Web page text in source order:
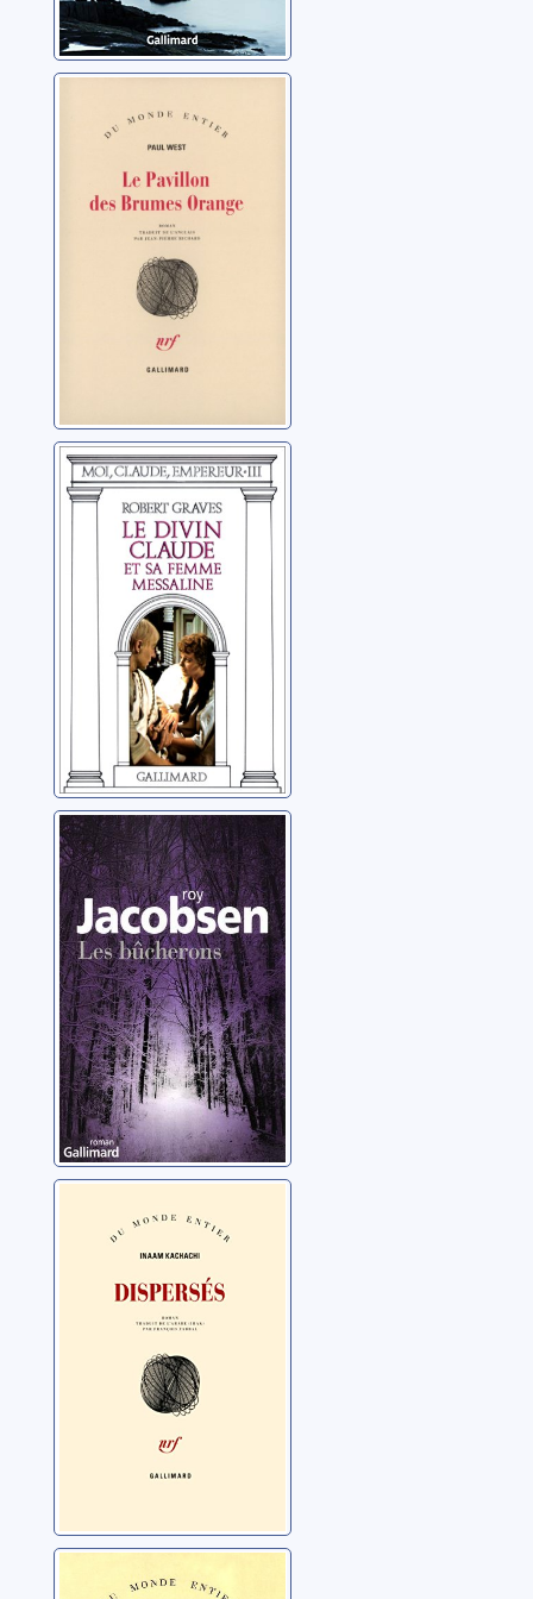
brumes orange:
roman
West, Paul
Moi, Claude,
empereur: 03: Le
divin Claude et
sa femme
Messaline
Graves, Robert
Les bûcherons
Jacobsen, Roy
Kachachi, Inaam
Moi, Claude,